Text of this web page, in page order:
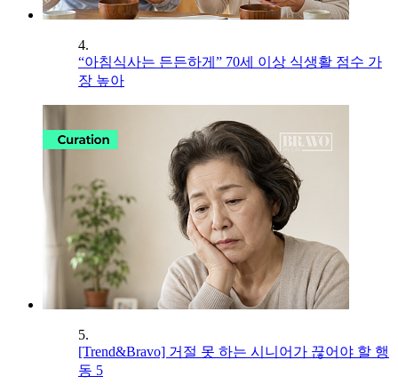
4.
“아침식사는 든든하게” 70세 이상 식생활 점수 가
장 높아
5.
[Trend&Bravo] 거절 못 하는 시니어가 끊어야 할 행
동 5